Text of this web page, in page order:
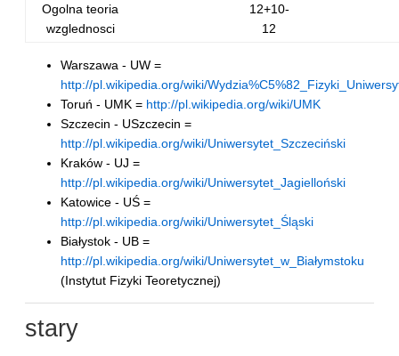
Ogolna teoria
wzglednosci
12+10-
12
Warszawa - UW =
http://pl.wikipedia.org/wiki/
Toruń - UMK = http://pl.wikipedia.org/wiki/UMK
Szczecin - USzczecin =
http://pl.wikipedia.org/wiki/Uniwersytet_Szczeciński
Kraków - UJ =
http://pl.wikipedia.org/wiki/Uniwersytet_Jagielloński
Katowice - UŚ =
http://pl.wikipedia.org/wiki/Uniwersytet_Śląski
Białystok - UB =
http://pl.wikipedia.org/wiki/Uniwersytet_w_Białymstoku
(Instytut Fizyki Teoretycznej)
stary